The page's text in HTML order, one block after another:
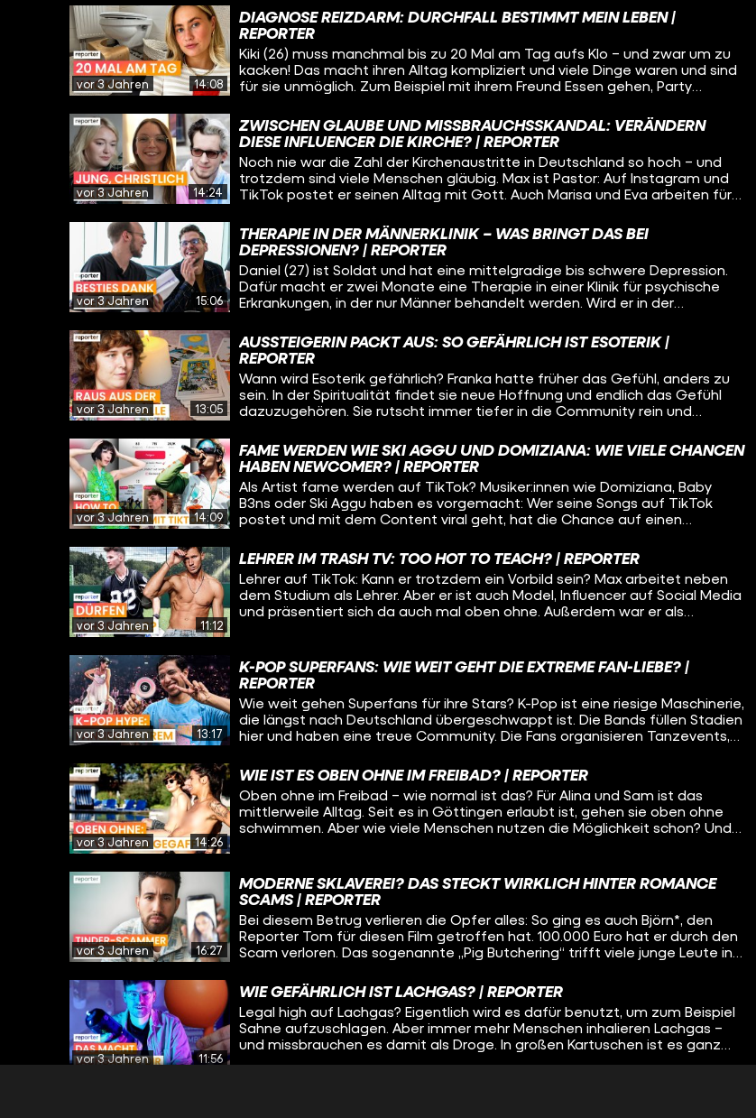
dort mal eine Grenze überschritten wird? Und wie kann ein kontaktreicher
Sport so aussehen, dass sich alle Beteiligten wohlfühlen? Chantal vom
Cheerleading-Team Dolphins und Tobi von der Tanzgarde Zunft Müüs aus
Köln nehmen uns in ihre Trainings mit.
vor 3 Jahren 14:08
DIAGNOSE REIZDARM: DURCHFALL BESTIMMT MEIN LEBEN |
REPORTER
Kiki (26) muss manchmal bis zu 20 Mal am Tag aufs Klo – und zwar um zu
kacken! Das macht ihren Alltag kompliziert und viele Dinge waren und sind
für sie unmöglich. Zum Beispiel mit ihrem Freund Essen gehen, Party
Darmbeschwerden sind unklar – deswegen hat sie seit einigen Jahren die
Diagnose „Reizdarm“.
vor 3 Jahren 14:24
ZWISCHEN GLAUBE UND MISSBRAUCHSSKANDAL: VERÄNDERN
DIESE INFLUENCER DIE KIRCHE? | REPORTER
Noch nie war die Zahl der Kirchenaustritte in Deutschland so hoch – und
trotzdem sind viele Menschen gläubig. Max ist Pastor: Auf Instagram und
TikTok postet er seinen Alltag mit Gott. Auch Marisa und Eva arbeiten für
Glauben. Alle drei sind Gesichter für eine Institution, die krass in der Kritik
steht. Wie fühlt sich das an und warum machen sie das trotzdem?
vor 3 Jahren 15:06
THERAPIE IN DER MÄNNERKLINIK – WAS BRINGT DAS BEI
DEPRESSIONEN? | REPORTER
Daniel (27) ist Soldat und hat eine mittelgradige bis schwere Depression.
Dafür macht er zwei Monate eine Therapie in einer Klinik für psychische
Erkrankungen, in der nur Männer behandelt werden. Wird er in der
Männer?
vor 3 Jahren 13:05
AUSSTEIGERIN PACKT AUS: SO GEFÄHRLICH IST ESOTERIK |
REPORTER
Wann wird Esoterik gefährlich? Franka hatte früher das Gefühl, anders zu
sein. In der Spiritualität findet sie neue Hoffnung und endlich das Gefühl
dazuzugehören. Sie rutscht immer tiefer in die Community rein und
als sie auf eine Abzocke reinfällt und ihre beste Freundin mit reinzieht,
schafft sie den Ausstieg aus der Szene.
vor 3 Jahren 14:09
FAME WERDEN WIE SKI AGGU UND DOMIZIANA: WIE VIELE CHANCEN
HABEN NEWCOMER? | REPORTER
Als Artist fame werden auf TikTok? Musiker:innen wie Domiziana, Baby
B3ns oder Ski Aggu haben es vorgemacht: Wer seine Songs auf TikTok
postet und mit dem Content viral geht, hat die Chance auf einen
das auch schaffen – wie funktioniert das?
vor 3 Jahren 11:12
LEHRER IM TRASH TV: TOO HOT TO TEACH? | REPORTER
Lehrer auf TikTok: Kann er trotzdem ein Vorbild sein? Max arbeitet neben
dem Studium als Lehrer. Aber er ist auch Model, Influencer auf Social Media
und präsentiert sich da auch mal oben ohne. Außerdem war er als
Inhalten in der Öffentlichkeit steht?
vor 3 Jahren 13:17
K-POP SUPERFANS: WIE WEIT GEHT DIE EXTREME FAN-LIEBE? |
REPORTER
Wie weit gehen Superfans für ihre Stars? K-Pop ist eine riesige Maschinerie,
die längst nach Deutschland übergeschwappt ist. Die Bands füllen Stadien
hier und haben eine treue Community. Die Fans organisieren Tanzevents,
Reporter Max trifft zwei K-Pop Superfans in Berlin, die auf ein Konzert von
Twice gehen.
vor 3 Jahren 14:26
WIE IST ES OBEN OHNE IM FREIBAD? | REPORTER
Oben ohne im Freibad – wie normal ist das? Für Alina und Sam ist das
mittlerweile Alltag. Seit es in Göttingen erlaubt ist, gehen sie oben ohne
schwimmen. Aber wie viele Menschen nutzen die Möglichkeit schon? Und
selbst ausprobiert.
vor 3 Jahren 16:27
MODERNE SKLAVEREI? DAS STECKT WIRKLICH HINTER ROMANCE
SCAMS | REPORTER
Bei diesem Betrug verlieren die Opfer alles: So ging es auch Björn*, den
Reporter Tom für diesen Film getroffen hat. 100.000 Euro hat er durch den
Scam verloren. Das sogenannte „Pig Butchering“ trifft viele junge Leute in
vor 3 Jahren 11:56
WIE GEFÄHRLICH IST LACHGAS? | REPORTER
Legal high auf Lachgas? Eigentlich wird es dafür benutzt, um zum Beispiel
Sahne aufzuschlagen. Aber immer mehr Menschen inhalieren Lachgas –
und missbrauchen es damit als Droge. In großen Kartuschen ist es ganz